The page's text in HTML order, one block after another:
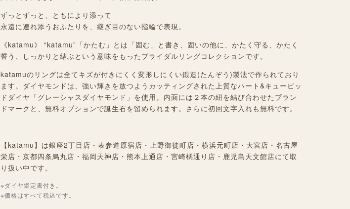
ずっとずっと、ともにより添って
永遠に連れ添うおふたりを、継ぎ目のない指輪で表現。
《katamu》 “katamu”「かたむ」とは「固む」と書き、固いの他に、かたく守る、かたく
誓う、しっかりと結ぶという意味をもったブライダルリングコレクションです。
katamuのリングは全てキズが付きにくく変形しにくい鍛造(たんぞう)製法で作られており
ます。ダイヤモンドは、強い輝きを放つようカッティングされた上質なハート&キューピッ
ドダイヤ「グレーシャスダイヤモンド」を使用。内面には２本の紐を結び合わせたブラン
ドマークと、無料オプションで誕生石を留められます。さらに初回文字入れも無料です。
【katamu】は銀座2丁目店・表参道原宿店・上野御徒町店・横浜元町店・大宮店・名古屋
栄店・京都四条烏丸店・福岡天神店・熊本上通店・宮崎橘通り店・鹿児島天文館店にて取
り扱い中です。
※ダイヤ鑑定書付き。
※価格はすべて税込です。